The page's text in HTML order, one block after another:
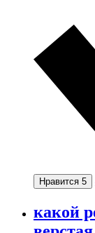
Нравится 5
какой